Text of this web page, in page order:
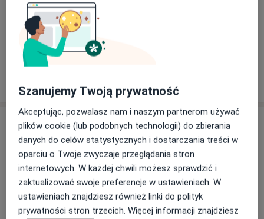
HEPATIC MEDICAL - specjalistyczny gabinet lekarski
Konsultacja chirurgiczna (kolejna wizyta)
Bezpieczne płatności
Szanujemy Twoją prywatność
Akceptując, pozwalasz nam i naszym partnerom używać
plików cookie (lub podobnych technologii) do zbierania
danych do celów statystycznych i dostarczania treści w
oparciu o Twoje zwyczaje przeglądania stron
internetowych. W każdej chwili możesz sprawdzić i
zaktualizować swoje preferencje w ustawieniach. W
ustawieniach znajdziesz również linki do polityk
prywatności stron trzecich. Więcej informacji znajdziesz